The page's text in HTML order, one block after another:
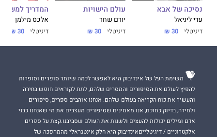
נסיכה של אבא
עדי ליניאל
דיגיטלי 30 ₪
עולם הישויות
יורם שחר
דיגיטלי 30 ₪
המדריך
אלכס מילמן
דיגיטלי 30 ₪
משימת העל של אינדיבוק היא לאפשר לכמה שיותר סופרים וסופרות
להפיץ לעולם את הסיפורים והמסרים שלהם, לתת לקוראים חופש בחירה
והעשיר את כוח הקריאה בעולם שלהם. אנחנו אוהבים ספרים, סיפורים
ולמידה, בדיוק כמוכם, אנו מאמינים שסיפורים מעצבים את מי שאנחנו כבני
אדם ומילים יכולות להעצים ולשנות את העולם שסביבנו.קצת על ספרים
אלקטרוניים / דיגיטלייםאינדיבוק היא חלק אינטגראלי מהמהפכה של